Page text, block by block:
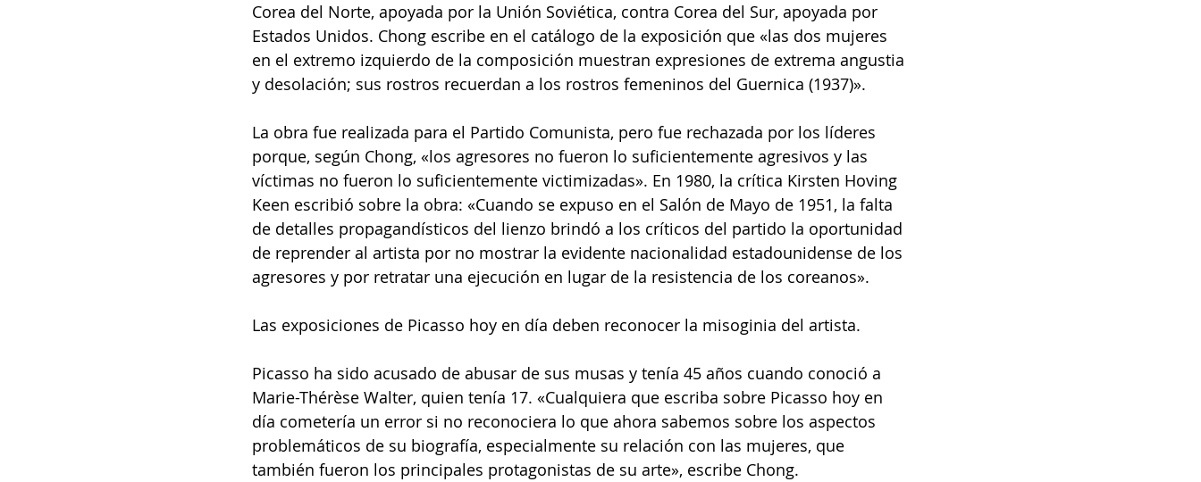
Corea del Norte, apoyada por la Unión Soviética, contra Corea del Sur, apoyada por
Estados Unidos. Chong escribe en el catálogo de la exposición que «las dos mujeres
en el extremo izquierdo de la composición muestran expresiones de extrema angustia
y desolación; sus rostros recuerdan a los rostros femeninos del Guernica (1937)».
La obra fue realizada para el Partido Comunista, pero fue rechazada por los líderes
porque, según Chong, «los agresores no fueron lo suficientemente agresivos y las
víctimas no fueron lo suficientemente victimizadas». En 1980, la crítica Kirsten Hoving
Keen escribió sobre la obra: «Cuando se expuso en el Salón de Mayo de 1951, la falta
de detalles propagandísticos del lienzo brindó a los críticos del partido la oportunidad
de reprender al artista por no mostrar la evidente nacionalidad estadounidense de los
agresores y por retratar una ejecución en lugar de la resistencia de los coreanos».
Las exposiciones de Picasso hoy en día deben reconocer la misoginia del artista.
Picasso ha sido acusado de abusar de sus musas y tenía 45 años cuando conoció a
Marie-Thérèse Walter, quien tenía 17. «Cualquiera que escriba sobre Picasso hoy en
día cometería un error si no reconociera lo que ahora sabemos sobre los aspectos
problemáticos de su biografía, especialmente su relación con las mujeres, que
también fueron los principales protagonistas de su arte», escribe Chong.